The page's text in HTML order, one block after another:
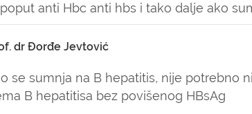
anti Hbc anti hbs i tako dalje ako
dr Đorđe Jevtović
se sumnja na B hepatitis, nije potrebno
B hepatitisa bez povišenog HBsAg